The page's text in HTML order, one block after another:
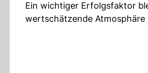
Ein wichtiger Erfolgsfaktor
wertschätzende Atmosphäre